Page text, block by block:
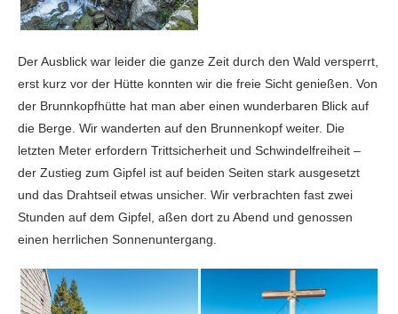
Der Ausblick war leider die ganze Zeit durch den Wald versperrt,
erst kurz vor der Hütte konnten wir die freie Sicht genießen. Von
der Brunnkopfhütte hat man aber einen wunderbaren Blick auf
die Berge. Wir wanderten auf den Brunnenkopf weiter. Die
letzten Meter erfordern Trittsicherheit und Schwindelfreiheit –
der Zustieg zum Gipfel ist auf beiden Seiten stark ausgesetzt
und das Drahtseil etwas unsicher. Wir verbrachten fast zwei
Stunden auf dem Gipfel, aßen dort zu Abend und genossen
einen herrlichen Sonnenuntergang.